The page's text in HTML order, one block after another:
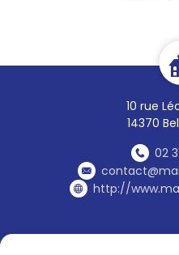
10 rue
14370
02
http://